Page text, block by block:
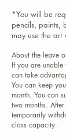
*You will be
pencils, paints,
may use the art
About the leave
If you are
can take
You can keep
month. You can
two months.
temporarily
class capacity.